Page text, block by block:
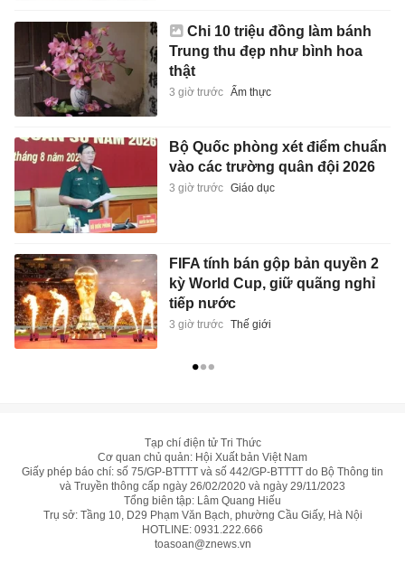
Chi 10 triệu đồng làm bánh
Trung thu đẹp như bình hoa
thật
3 giờ trước Ẩm thực
Bộ Quốc phòng xét điểm chuẩn
vào các trường quân đội 2026
3 giờ trước Giáo dục
FIFA tính bán gộp bản quyền 2
kỳ World Cup, giữ quãng nghỉ
tiếp nước
3 giờ trước Thế giới
Tạp chí điện tử Tri Thức
Cơ quan chủ quản: Hội Xuất bản Việt Nam
Giấy phép báo chí: số 75/GP-BTTTT và số 442/GP-BTTTT do Bộ Thông tin
và Truyền thông cấp ngày 26/02/2020 và ngày 29/11/2023
Tổng biên tập: Lâm Quang Hiếu
Trụ sở: Tầng 10, D29 Phạm Văn Bạch, phường Cầu Giấy, Hà Nội
HOTLINE: 0931.222.666
toasoan@znews.vn